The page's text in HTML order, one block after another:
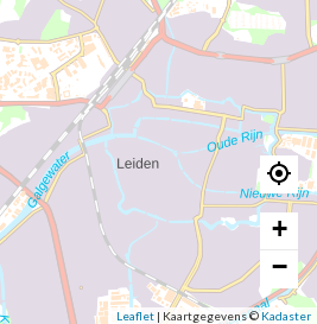
+
−
Leaflet | Kaartgegevens ©Kadaster